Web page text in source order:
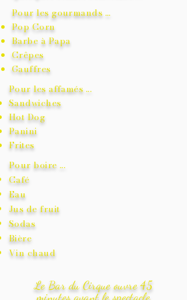
Pour les gourmands ...
Pop Corn
Barbe à Papa
Crêpes
Gauffres
Pour les affamés ...
Sandwiches
Hot Dog
Panini
Frites
Pour boire ...
Café
Eau
Jus de fruit
Sodas
Bière
Vin chaud
Le Bar du Cirque ouvre 45
minutesavant lespectacle